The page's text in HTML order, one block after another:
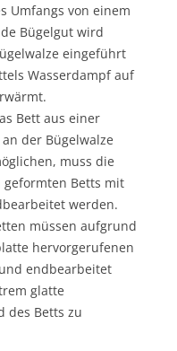
Umfangs von einem
Bügelgut wird
eingeführt
Wasserdampf auf
Bett aus einer
der Bügelwalze
muss die
Betts mit
werden.
müssen aufgrund
hervorgerufenen
endbearbeitet
glatte
des Betts zu